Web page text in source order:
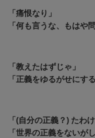
「痛恨なり」
「何も言うな、もはや
「教えたはずじゃ」
「正義をゆるがせにす
「(自分の正義？) たわけ
「世界の正義をないが